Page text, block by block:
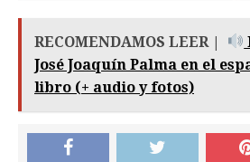
RECOMENDAMOS LEER |
José Joaquín Palma en el
libro (+ audio y fotos)